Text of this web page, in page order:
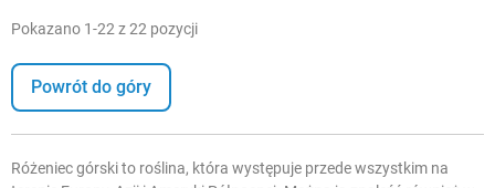
Pokazano 1-22 z 22 pozycji
Powrót do góry
Różeniec górski to roślina, która występuje przede wszystkim na